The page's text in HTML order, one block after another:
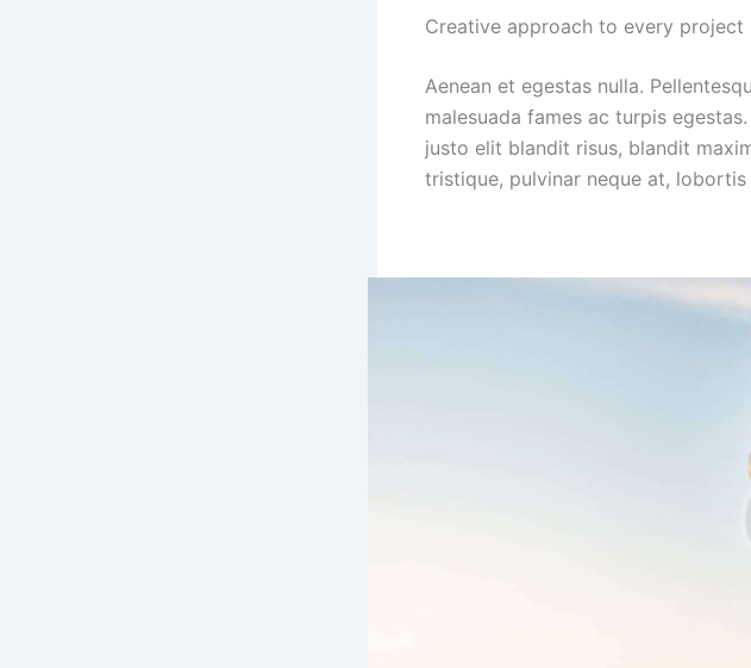
Creative approach to every project
Aenean et egestas nulla.
malesuada fames ac turpis
justo elit blandit risus, blandit
tristique, pulvinar neque at,